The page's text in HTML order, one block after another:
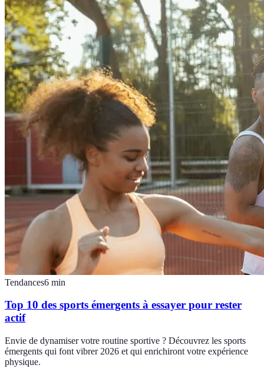
Tendances6 min
Top 10 des sports émergents à essayer pour rester
actif
Envie de dynamiser votre routine sportive ? Découvrez les sports
émergents qui font vibrer 2026 et qui enrichiront votre expérience
physique.